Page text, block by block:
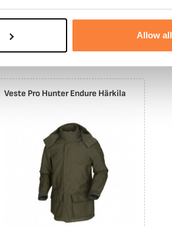
Allow all
Veste Pro Hunter Endure Härkila